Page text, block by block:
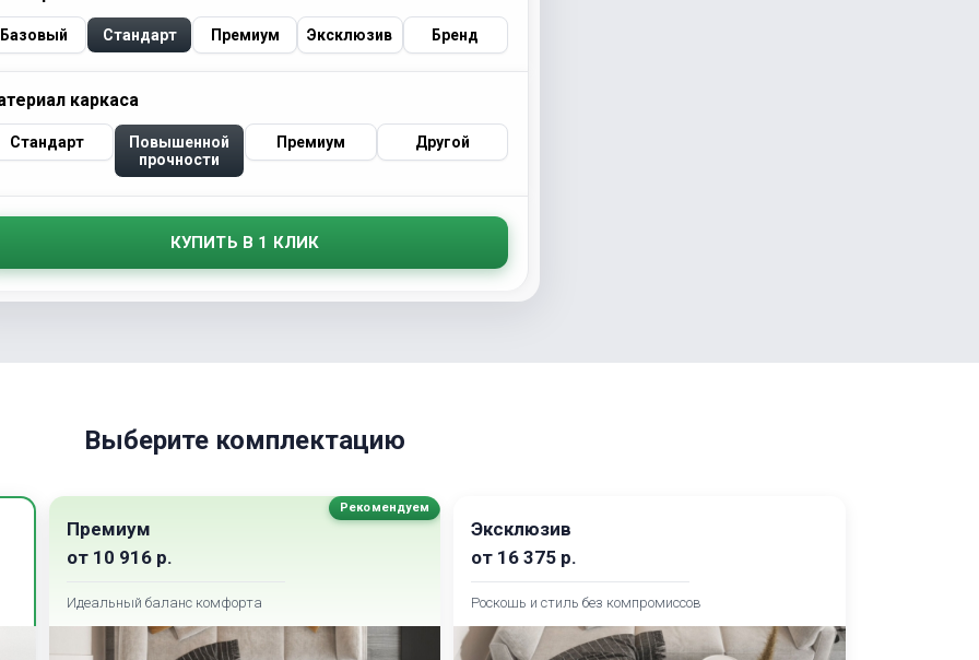
Базовый Стандарт Премиум Эксклюзив Бренд
каркаса
Стандарт
Повышенной
прочности
Премиум Другой
КУПИТЬ В 1 КЛИК
Выберите комплектацию
Рекомендуем
Премиум
от 10 916р.
Идеальный баланс комфорта
Эксклюзив
от 16 375 р.
Роскошь и стиль без компромиссов